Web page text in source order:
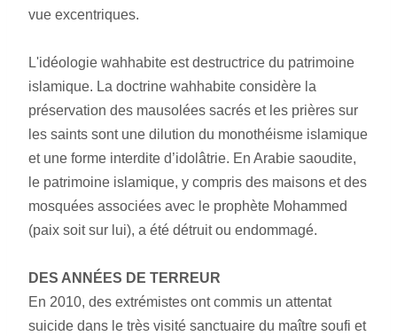
vue excentriques.
L'idéologie wahhabite est destructrice du patrimoine
islamique. La doctrine wahhabite considère la
préservation des mausolées sacrés et les prières sur
les saints sont une dilution du monothéisme islamique
et une forme interdite d’idolâtrie. En Arabie saoudite,
le patrimoine islamique, y compris des maisons et des
mosquées associées avec le prophète Mohammed
(paix soit sur lui), a été détruit ou endommagé.
DES ANNÉES DE TERREUR
En 2010, des extrémistes ont commis un attentat
suicide dans le très visité sanctuaire du maître soufi et